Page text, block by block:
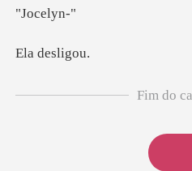
cel
desl
Fim do